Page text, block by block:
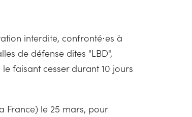
interdite, confronté⋅es à
de défense dites "LBD",
faisant cesser durant 10 jours
France) le 25 mars, pour